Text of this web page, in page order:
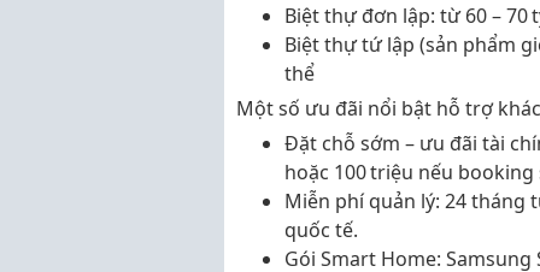
Biệt thự đơn lập: từ60 – 70
Biệt thự tứ lập (sản phẩm
thể
Một số ưu đãi nổi bật hỗ trợ
Đặt chỗ sớm – ưu đãi tài
hoặc 100 triệu nếu booking
Miễn phí quản lý: 24 tháng
quốc tế.
Gói Smart Home: